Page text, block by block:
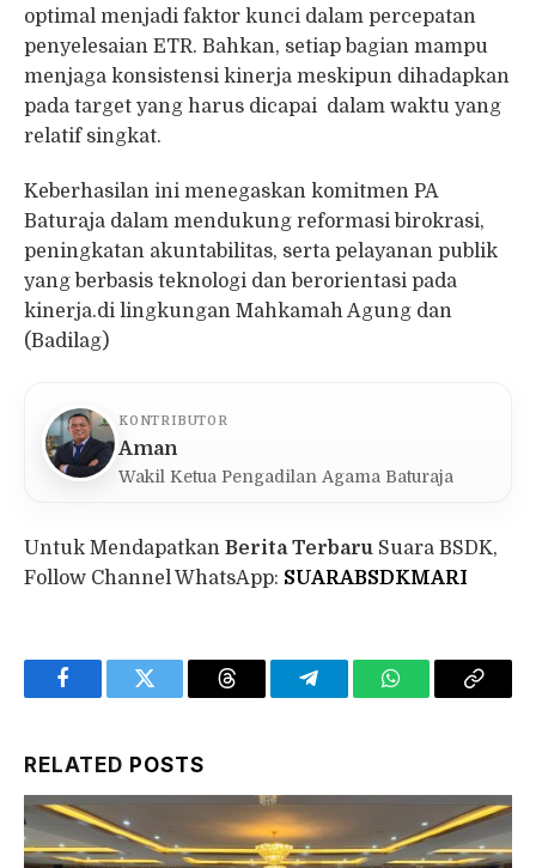
optimal menjadi faktor kunci dalam percepatan
penyelesaian ETR. Bahkan, setiap bagian mampu
menjaga konsistensi kinerja meskipun dihadapkan
pada target yang harus dicapai dalam waktu yang
relatif singkat.
Keberhasilan ini menegaskan komitmen PA
Baturaja dalam mendukung reformasi birokrasi,
peningkatan akuntabilitas, serta pelayanan publik
yang berbasis teknologi dan berorientasi pada
kinerja.di lingkungan Mahkamah Agung dan
(Badilag)
KONTRIBUTOR
Aman
Wakil Ketua Pengadilan Agama Baturaja
Untuk Mendapatkan Berita Terbaru Suara BSDK,
Follow Channel WhatsApp: SUARABSDKMARI
FacebookTwitter Threads TelegramWhatsAppCopy
RELATED POSTS